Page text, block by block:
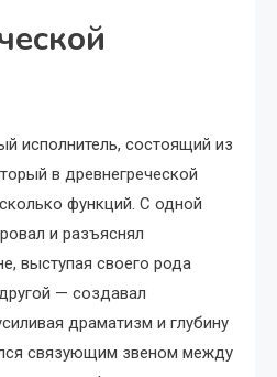
исполнитель, состоящий из
в древнегреческой
функций. С одной
и разъяснял
выступая своего рода
— создавал
драматизм и глубину
связующим звеном между